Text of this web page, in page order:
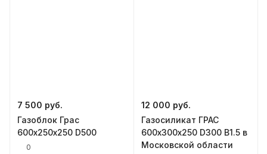
7 500 руб.
Газоблок Грас
600х250х250 D500
0
12 000 руб.
Газосиликат ГРАС
600х300х250 D300 В1.5 в
Московской области